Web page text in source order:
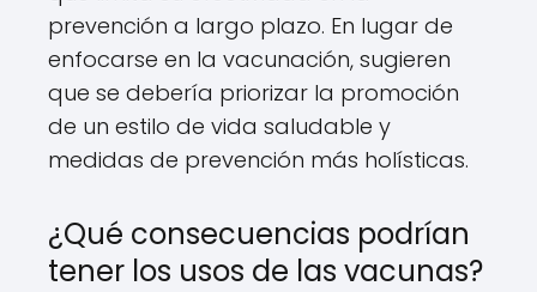
prevención a largo plazo. En lugar de
enfocarse en la vacunación, sugieren
que se debería priorizar la promoción
de un estilo de vida saludable y
medidas de prevención más holísticas.
¿Qué consecuencias podrían
tener los usos de las vacunas?